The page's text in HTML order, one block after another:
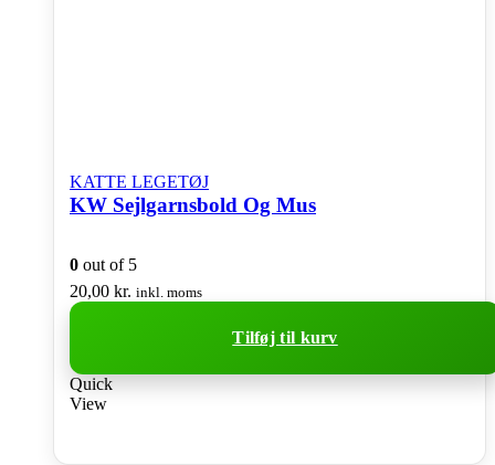
KATTE LEGETØJ
KW Sejlgarnsbold Og Mus
0 out of 5
20,00 kr. inkl. moms
Tilføj til kurv
Quick
View